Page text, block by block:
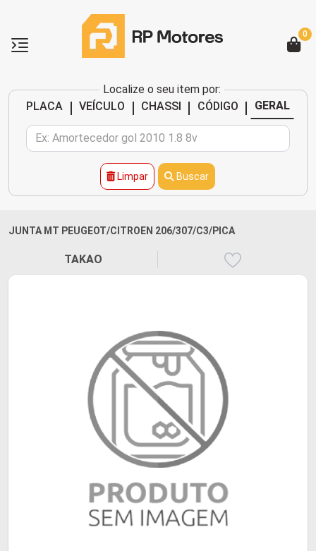
Localize o seu item por:
PLACA
| VEÍCULO | CHASSI | CÓDIGO | GERAL
Limpar Buscar
0
JUNTA MT PEUGEOT/CITROEN 206/307/C3/PICA
TAKAO